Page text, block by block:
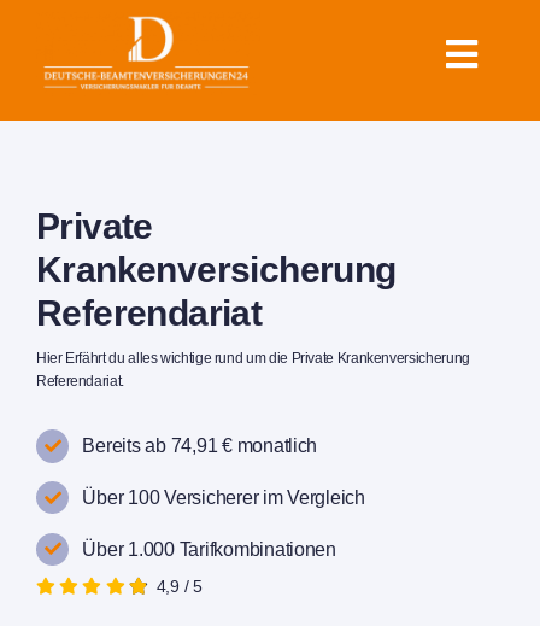
springen
Krankenversicherung für
Dienstunfähigkeit & Rente
für Beamte
Sonstige Versicherungen
für Beamte
Ratgeber
Private
Krankenversicherung
Referendariat
Hier Erfährt du alles wichtige rund um die Private Krankenversicherung
Referendariat.
Bereits ab 74,91 € monatlich
Über 100 Versicherer im Vergleich
Über 1.000 Tarifkombinationen
4,9 /5